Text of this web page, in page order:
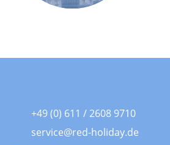
+49 (0) 611 / 2608 9710
service@red-holiday.de